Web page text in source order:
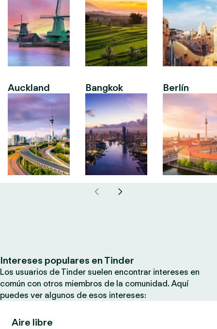
Auckland Bangkok Berlín
Intereses populares en Tinder
Los usuarios de Tinder suelen encontrar intereses en
común con otros miembros de la comunidad. Aquí
puedes ver algunos de esos intereses:
Aire libre